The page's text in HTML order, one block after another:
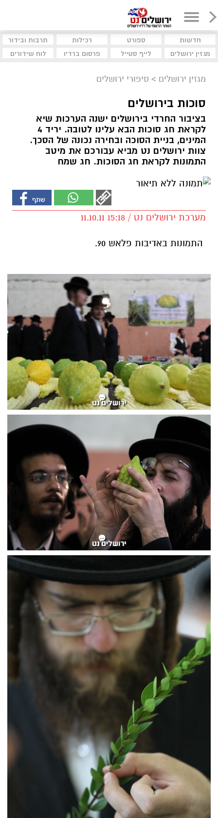
חדשות ספורט רכילות
תרבות ובידור
מגזין ירושלים
לייף סטייל פרסום ברדיו לוח שידורים
מגזין ירושלים > סיפורי ירושלים
סוכות בירושלים
בציבור החרדי בירושלים ישנה הערכות שיא
לקראת חג סוכות הבא עלינו לטובה. יריד 4
המינים, בניית הסוכה ובחירה נכונה של הסכך.
צוות ירושלים נט מביא עבורכם את מיטב
התמונות לקראת חג הסוכות. חג שמח
מערכת ירושלים נט / 15:18 11.10.11
התמונות באדיבות פלאש 90.